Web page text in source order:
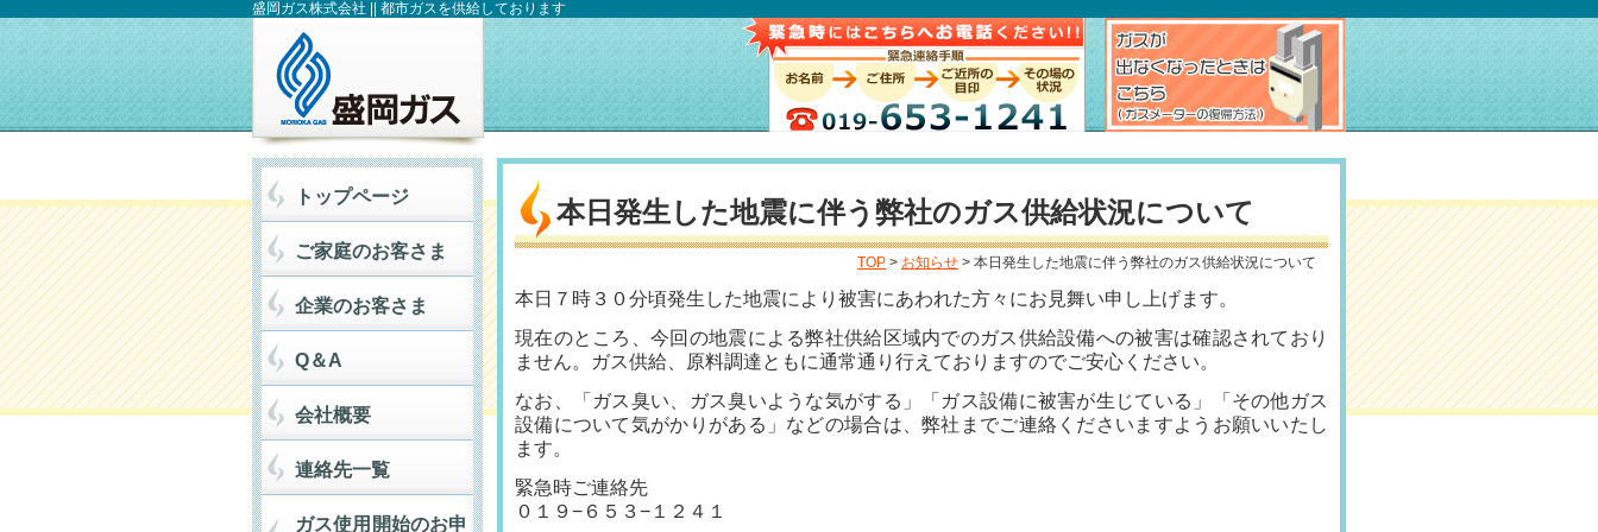
盛岡ガス株式会社 || 都市ガスを供給しております
トップページ
ご家庭のお客さま
企業のお客さま
Q＆A
会社概要
連絡先一覧
ガス使用開始のお申
本日発生した地震に伴う弊社のガス供給状況について
TOP > お知らせ > 本日発生した地震に伴う弊社のガス供給状況について
本日７時３０分頃発生した地震により被害にあわれた方々にお見舞い申し上げます。
現在のところ、今回の地震による弊社供給区域内でのガス供給設備への被害は確認されており
ません。ガス供給、原料調達ともに通常通り行えておりますのでご安心ください。
なお、「ガス臭い、ガス臭いような気がする」「ガス設備に被害が生じている」「その他ガス
設備について気がかりがある」などの場合は、弊社までご連絡くださいますようお願いいたし
ます。
緊急時ご連絡先
０１９−６５３−１２４１